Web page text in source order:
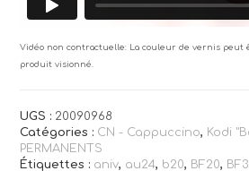
Vidéo non contractuelle: La couleur de vernis peut
produit visionné.
UGS : 20090968
Catégories : CN - Cappuccino, Kodi
PERMANENTS
Étiquettes : aniv, au24, b20, BF20,